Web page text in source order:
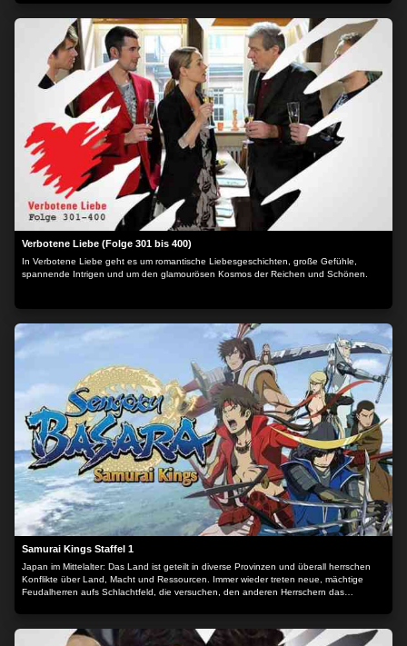
Verbotene Liebe (Folge 301 bis 400)
In Verbotene Liebe geht es um romantische Liebesgeschichten, große Gefühle,
spannende Intrigen und um den glamourösen Kosmos der Reichen und Schönen.
Samurai Kings Staffel 1
Japan im Mittelalter: Das Land ist geteilt in diverse Provinzen und überall herrschen
Konflikte über Land, Macht und Ressourcen. Immer wieder treten neue, mächtige
Feudalherren aufs Schlachtfeld, die versuchen, den anderen Herrschern das